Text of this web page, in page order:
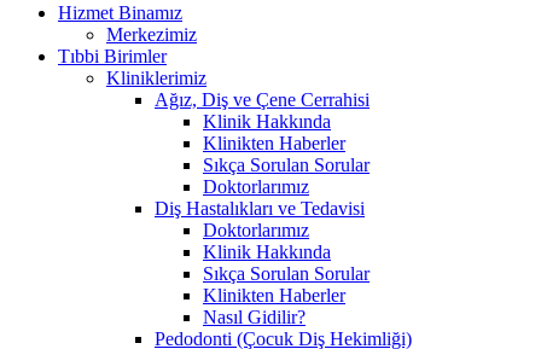
Hizmet Binamız
Merkezimiz
Tıbbi Birimler
Kliniklerimiz
Ağız, Diş ve Çene Cerrahisi
Klinik Hakkında
Klinikten Haberler
Sıkça Sorulan Sorular
Doktorlarımız
Diş Hastalıkları ve Tedavisi
Doktorlarımız
Klinik Hakkında
Sıkça Sorulan Sorular
Klinikten Haberler
Nasıl Gidilir?
Pedodonti (Çocuk Diş Hekimliği)